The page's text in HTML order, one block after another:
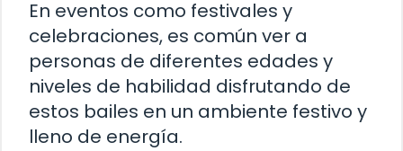
En eventos como festivales y
celebraciones, es común ver a
personas de diferentes edades y
niveles de habilidad disfrutando de
estos bailes en un ambiente festivo y
lleno de energía.